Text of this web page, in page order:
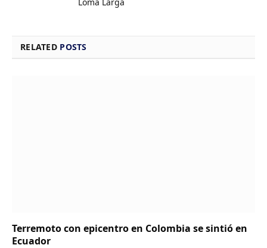
RELATED POSTS
Terremoto con epicentro en Colombia se sintió en
Ecuador